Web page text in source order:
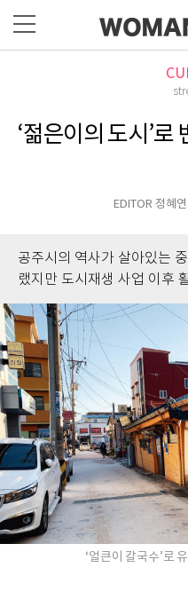
‘젊은이의 도시’로
EDITOR 정혜
공주시의 역사가 살아있는
랬지만 도시재생 사업 이후
‘얼큰이 칼국수’로